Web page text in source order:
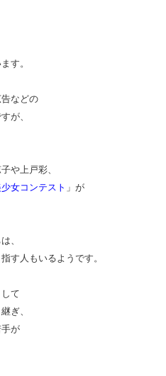
す。
などの
が、
や上戸彩、
女コンテスト 」が
、
す人もいるようです。
て
ぎ、
が